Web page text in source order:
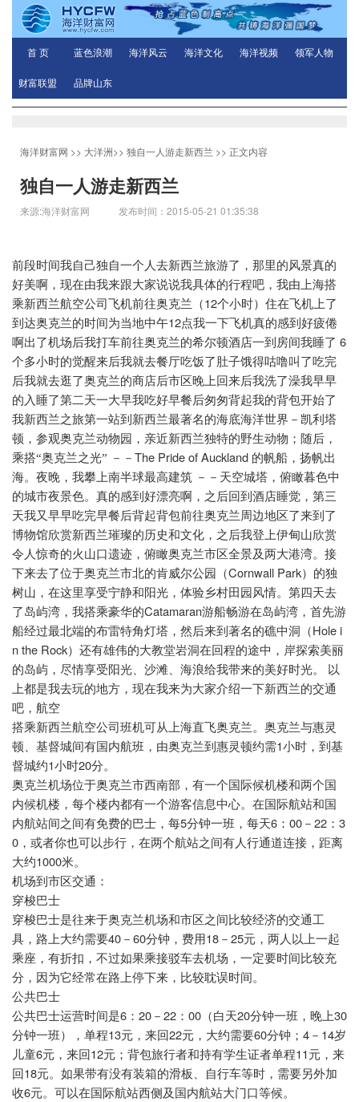
首 页 蓝色浪潮 海洋风云 海洋文化 海洋视频 领军人物
财富联盟 品牌山东
海洋财富网 >> 大洋洲>> 独自一人游走新西兰 >> 正文内容
独自一人游走新西兰
来源:海洋财富网 发布时间：2015-05-21 01:35:38
前段时间我自己独自一个人去新西兰旅游了，那里的风景真的
好美啊，现在由我来跟大家说说我具体的行程吧，我由上海搭
乘新西兰航空公司飞机前往奥克兰（12个小时）住在飞机上了
到达奥克兰的时间为当地中午12点我一下飞机真的感到好疲倦
啊出了机场后我打车前往奥克兰的希尔顿酒店一到房间我睡了 6
个多小时的觉醒来后我就去餐厅吃饭了肚子饿得咕噜叫了吃完
后我就去逛了奥克兰的商店后市区晚上回来后我洗了澡我早早
的入睡了第二天一大早我吃好早餐后匆匆背起我的背包开始了
我新西兰之旅第一站到新西兰最著名的海底海洋世界－凯利塔
顿，参观奥克兰动物园，亲近新西兰独特的野生动物；随后，
乘搭“奥克兰之光” －－ The Pride of Auckland 的帆船，扬帆出
海。夜晚，我攀上南半球最高建筑 －－天空城塔，俯瞰暮色中
的城市夜景色。真的感到好漂亮啊，之后回到酒店睡觉，第三
天我又早早吃完早餐后背起背包前往奥克兰周边地区了来到了
博物馆欣赏新西兰璀璨的历史和文化，之后我登上伊甸山欣赏
令人惊奇的火山口遗迹，俯瞰奥克兰市区全景及两大港湾。接
下来去了位于奥克兰市北的肯威尔公园（Cornwall Park）的独
树山，在这里享受宁静和阳光，体验乡村田园风情。第四天去
了岛屿湾，我搭乘豪华的Catamaran游船畅游在岛屿湾，首先游
船经过最北端的布雷特角灯塔，然后来到著名的礁中洞（Hole i
n the Rock）还有雄伟的大教堂岩洞在回程的途中，岸探索美丽
的岛屿，尽情享受阳光、沙滩、海浪给我带来的美好时光。
以
上都是我去玩的地方，现在我来为大家介绍一下新西兰的交通
吧，航空
搭乘新西兰航空公司班机可从上海直飞奥克兰。奥克兰与惠灵
顿、基督城间有国内航班，由奥克兰到惠灵顿约需1小时，到基
督城约1小时20分。
奥克兰机场位于奥克兰市西南部，有一个国际候机楼和两个国
内候机楼，每个楼内都有一个游客信息中心。在国际航站和国
内航站间之间有免费的巴士，每5分钟一班，每天6 ： 00 － 22 ： 3
0 ，或者你也可以步行，在两个航站之间有人行通道连接，距离
大约1000米。
机场到市区交通：
穿梭巴士
穿梭巴士是往来于奥克兰机场和市区之间比较经济的交通工
具，路上大约需要40 － 60分钟，费用18 － 25元，两人以上一起
乘座，有折扣，不过如果乘接驳车去机场，一定要时间比较充
分，因为它经常在路上停下来，比较耽误时间。
公共巴士
公共巴士运营时间是6 ： 20 － 22 ： 00 （白天20分钟一班，晚上30
分钟一班），单程13元，来回22元，大约需要60分钟； 4 － 14岁
儿童6元，来回12元；背包旅行者和持有学生证者单程11 元，来
回18元。如果带有没有装箱的滑板、自行车等时，需要另外加
收6元。可以在国际航站西侧及国内航站大门口等候。